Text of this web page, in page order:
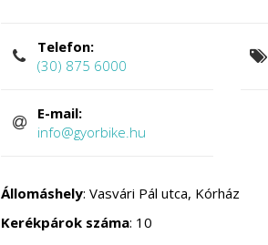
Telefon:
(30) 875 6000
E-mail:
info@gyorbike.hu
Állomáshely: Vasvári Pál utca, Kórház
Kerékpárok száma: 10